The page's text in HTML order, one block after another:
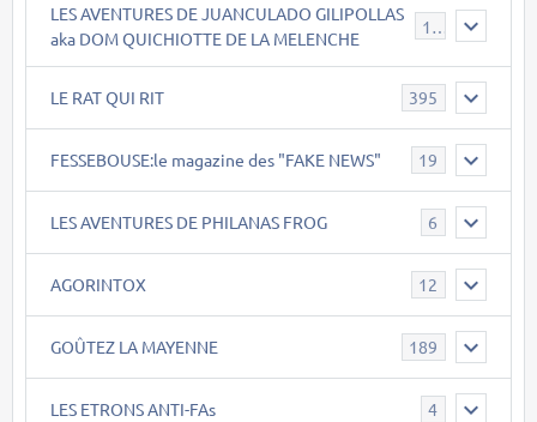
LES AVENTURES DE JUANCULADO GILIPOLLAS
aka DOM QUICHIOTTE DE LA MELENCHE
119
LE RAT QUI RIT 395
FESSEBOUSE:le magazine des "FAKE NEWS" 19
LES AVENTURES DE PHILANAS FROG 6
AGORINTOX 12
GOÛTEZ LA MAYENNE 189
LES ETRONS ANTI-FAs 4